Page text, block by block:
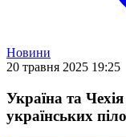
Новини
20 травня 2025 19:25
Україна та
українських